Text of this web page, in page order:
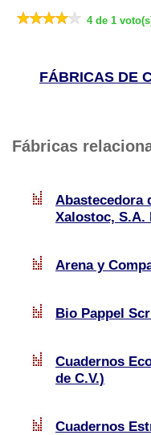
4 de 1
FÁBRICAS DE
Fábricas
Abastecedora
Xalostoc, S.A.
Arena y
Bio Pappel
Cuadernos
de C.V.)
Cuadernos